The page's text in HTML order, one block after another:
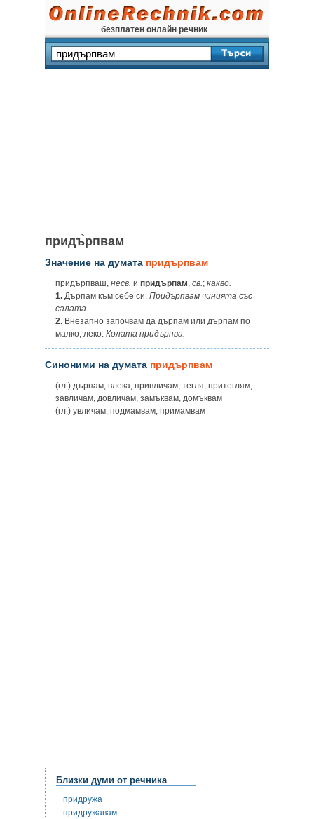
безплатен онлайн речник
придъ̀рпвам
Значение на думата придърпвам
придърпваш, несв. и придърпам, св.; какво.
1. Дърпам към себе си. Придърпвам чинията със
салата.
2. Внезапно започвам да дърпам или дърпам по
малко, леко. Колата придърпва.
Синоними на думата придърпвам
(гл.) дърпам, влека, привличам, тегля, притеглям,
завличам, довличам, замъквам, домъквам
(гл.) увличам, подмамвам, примамвам
Близки думи от речника
придружа
придружавам